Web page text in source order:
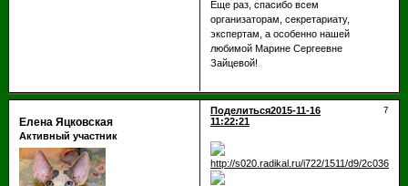
Еще раз, спасибо всем
организаторам, секретариату,
экспертам, а особенно нашей
любимой Марине Сергеевне
Зайцевой!
Поделиться 7
2015-11-16
11:22:21
Елена Яцковская
Активный участник